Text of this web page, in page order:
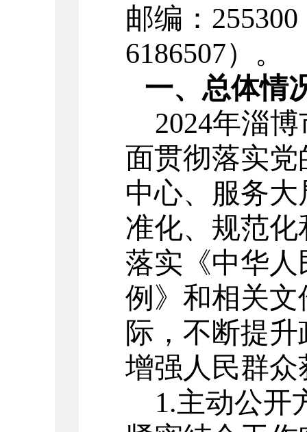
邮编： 255300
6186507）。
一、总体情
2024年淄博
面贯彻落实
中心、服务
准化、规范
落实《中华
例》和相关
际，不断提
增强人民群
1.主动公开